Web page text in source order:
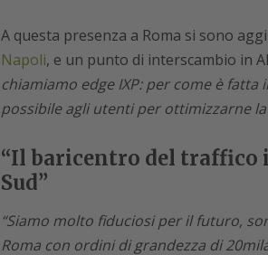
A questa presenza a Roma si sono
Napoli, e un punto di interscambio in
chiamiamo edge IXP: per come è
possibile agli utenti per ottimizzarne la
“Il baricentro del traffico
Sud”
“Siamo molto fiduciosi per il futuro,
Roma con ordini di grandezza di